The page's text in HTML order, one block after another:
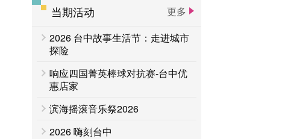
当期活动
更多
2026 台中故事生活节：走进城市
探险
响应四国菁英棒球对抗赛-台中优
惠店家
滨海摇滚音乐祭2026
2026 嗨刻台中